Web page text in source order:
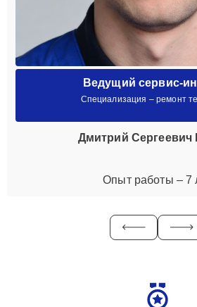
Ведущий сервис-
Специализация – ремонт
Дмитрий Сергеевич
Опыт работы – 7